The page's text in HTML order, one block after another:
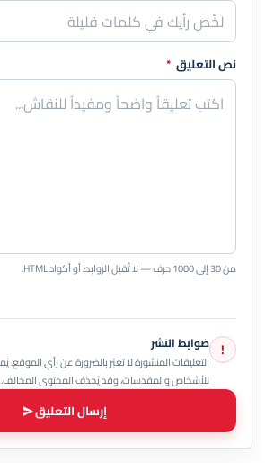
نص التعليق *
من 30 إلى 1000 حرف — لا تُقبل الروابط أو أكواد HTML.
! ضوابط النشر
التعليقات المنشورة لا تعبّر بالضرورة عن رأي الموقع.
للأشخاص والمقدسات، وقد يُحذف المحتوى المخالف.
إرسال التعليق